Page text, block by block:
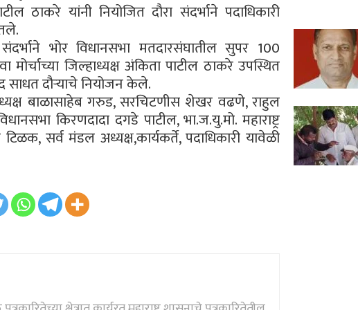
ठाकरे यांनी नियोजित दौरा संदर्भाने पदाधिकारी
भोर विधानसभा मतदारसंघातील सुपर 100
मोर्चाच्या जिल्हाध्यक्ष अंकिता पाटील ठाकरे उपस्थित
साधत दौऱ्याचे नियोजन केले.
बाळासाहेब गरुड, सरचिटणीस शेखर वढणे, राहुल
किरणदादा दगडे पाटील, भा.ज.यु.मो. महाराष्ट्र
सर्व मंडल अध्यक्ष,कार्यकर्ते, पदाधिकारी यावेळी